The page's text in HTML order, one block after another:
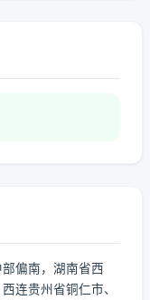
偏南，湖南省西
连贵州省铜仁市、